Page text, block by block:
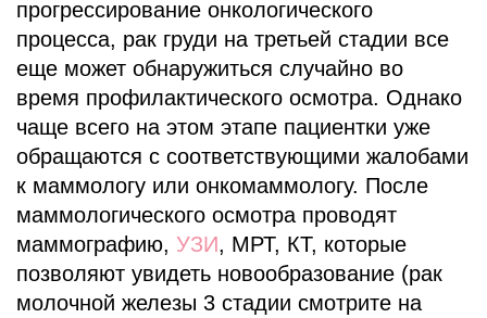
прогрессирование онкологического
процесса, рак груди на третьей стадии все
еще может обнаружиться случайно во
время профилактического осмотра. Однако
чаще всего на этом этапе пациентки уже
обращаются с соответствующими жалобами
к маммологу или онкомаммологу. После
маммологического осмотра проводят
маммографию, УЗИ, МРТ, КТ, которые
позволяют увидеть новообразование (рак
молочной железы 3 стадии смотрите на